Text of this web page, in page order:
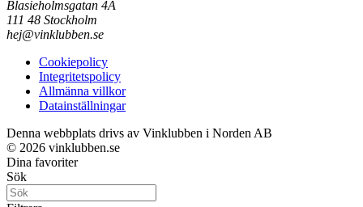
Blasieholmsgatan 4A
111 48 Stockholm
hej@vinklubben.se
Cookiepolicy
Integritetspolicy
Allmänna villkor
Datainställningar
Denna webbplats drivs av Vinklubben i Norden AB
© 2026 vinklubben.se
Dina favoriter
Sök